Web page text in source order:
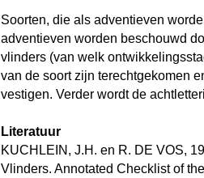
Soorten, die als adventieven
adventieven worden beschouwd
vlinders (van welk
van de soort zijn terechtgekomen
vestigen. Verder wordt de
Literatuur
KUCHLEIN, J.H. en R. DE VOS,
Vlinders. Annotated Checklist of